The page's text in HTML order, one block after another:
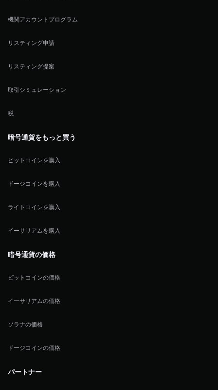
機関アカウントプログラム
リスティング申請
リスティング提案
取引シミュレーション
税
暗号通貨をもっと買う
ビットコインを購入
ドージコインを購入
ライトコインを購入
イーサリアムを購入
暗号通貨の価格
ビットコインの価格
イーサリアムの価格
ソラナの価格
ドージコインの価格
パートナー